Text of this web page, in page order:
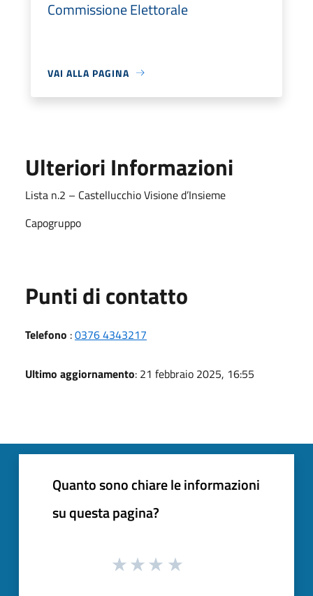
Commissione Elettorale
VAI ALLA PAGINA
Ulteriori Informazioni
Lista n.2 – Castellucchio Visione d’Insieme
Capogruppo
Punti di contatto
Telefono :0376 4343217
Ultimo aggiornamento: 21 febbraio 2025, 16:55
Quanto sono chiare le informazioni
su questa pagina?